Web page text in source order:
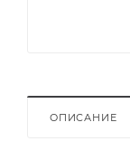
ОПИСАНИЕ